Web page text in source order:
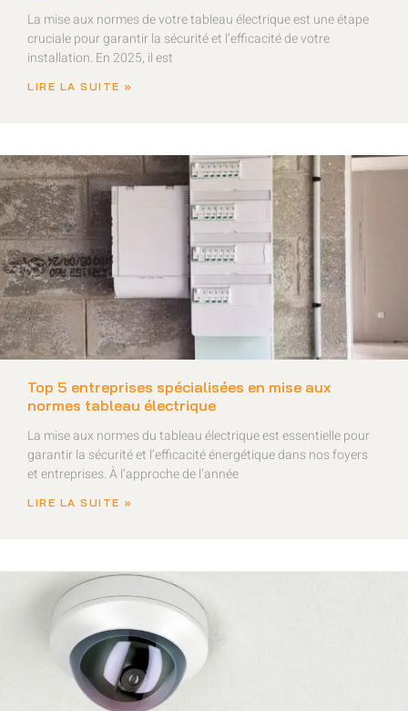
La mise aux normes de votre tableau électrique est une étape
cruciale pour garantir la sécurité et l’efficacité de votre
installation. En 2025, il est
LIRE LA SUITE »
Top 5 entreprises spécialisées en mise aux
normes tableau électrique
La mise aux normes du tableau électrique est essentielle pour
garantir la sécurité et l’efficacité énergétique dans nos foyers
et entreprises. À l’approche de l’année
LIRE LA SUITE »